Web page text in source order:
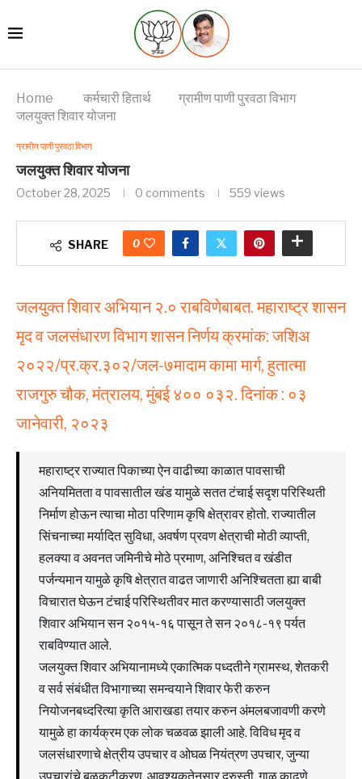
Home कर्मचारी हितार्थ
ग्रामीण पाणी पुरवठा विभाग
जलयुक्त शिवार योजना
ग्रामीण पाणी पुरवठा विभाग
जलयुक्त शिवार योजना
October 28, 2025 0 comments 559 views
SHARE 0
जलयुक्त शिवार अभियान २.० राबविणेबाबत. महाराष्ट्र शासन
मृद व जलसंधारण विभाग शासन निर्णय क्रमांक: जशिअ
२०२२/प्र.क्र.३०२/जल-७मादाम कामा मार्ग, हुतात्मा
राजगुरु चौक, मंत्रालय, मुंबई ४०० ०३२. दिनांक : ०३
जानेवारी, २०२३
महाराष्ट्र राज्यात पिकाच्या ऐन वाढीच्या काळात पावसाची
अनियमितता व पावसातील खंड यामुळे सतत टंचाई सदृश परिस्थिती
निर्माण होऊन त्याचा मोठा परिणाम कृषि क्षेत्रावर होतो. राज्यातील
सिंचनाच्या मर्यादित सुविधा, अवर्षण प्रवण क्षेत्राची मोठी व्याप्ती,
हलक्या व अवनत जमिनीचे मोठे प्रमाण, अनिश्चित व खंडीत
पर्जन्यमान यामुळे कृषि क्षेत्रात वाढत जाणारी अनिश्चितता ह्या बाबी
विचारात घेऊन टंचाई परिस्थितीवर मात करण्यासाठी जलयुक्त
शिवार अभियान सन २०१५-१६ पासून ते सन २०१८-१९ पर्यत
राबविण्यात आले.
जलयुक्त शिवार अभियानामध्ये एकात्मिक पध्दतीने ग्रामस्थ, शेतकरी
व सर्व संबंधीत विभागाच्या समन्वयाने शिवार फेरी करुन
नियोजनबध्दरित्या कृति आराखडा तयार करुन अंमलबजावणी करणे
यामुळे हा कार्यक्रम एक लोक चळवळ झाली आहे. विविध मृद व
जलसंधारणाचे क्षेत्रीय उपचार व ओघळ नियंत्रण उपचार, जुन्या